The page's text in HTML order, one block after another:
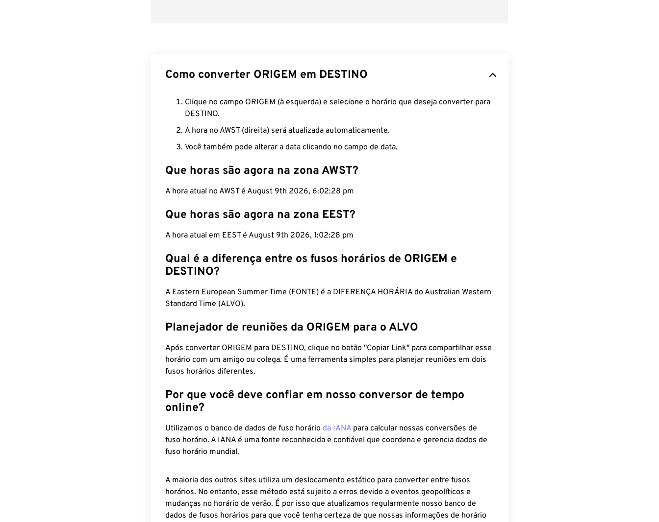
Como converter ORIGEM em DESTINO
Clique no campo ORIGEM (à esquerda) e selecione o horário que deseja converter para
DESTINO.
A hora no AWST (direita) será atualizada automaticamente.
Você também pode alterar a data clicando no campo de data.
Que horas são agora na zona AWST?
A hora atual no AWST é August 9th 2026, 6:02:29 pm
Que horas são agora na zona EEST?
A hora atual em EEST é August 9th 2026, 1:02:29 pm
Qual é a diferença entre os fusos horários de ORIGEM e
DESTINO?
A Eastern European Summer Time (FONTE) é a DIFERENÇA HORÁRIA do Australian Western
Standard Time (ALVO).
Planejador de reuniões da ORIGEM para o ALVO
Após converter ORIGEM para DESTINO, clique no botão "Copiar Link" para compartilhar esse
horário com um amigo ou colega. É uma ferramenta simples para planejar reuniões em dois
fusos horários diferentes.
Por que você deve confiar em nosso conversor de tempo
online?
Utilizamos o banco de dados de fuso horário da IANA para calcular nossas conversões de
fuso horário. A IANA é uma fonte reconhecida e confiável que coordena e gerencia dados de
fuso horário mundial.
A maioria dos outros sites utiliza um deslocamento estático para converter entre fusos
horários. No entanto, esse método está sujeito a erros devido a eventos geopolíticos e
mudanças no horário de verão. É por isso que atualizamos regularmente nosso banco de
dados de fusos horários para que você tenha certeza de que nossas informações de horário